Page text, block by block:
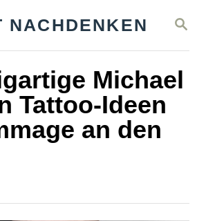
S
A
R
C
NACHDENKEN
Michael
Tattoo-Ideen
an den